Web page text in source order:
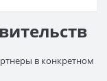
в конкретном